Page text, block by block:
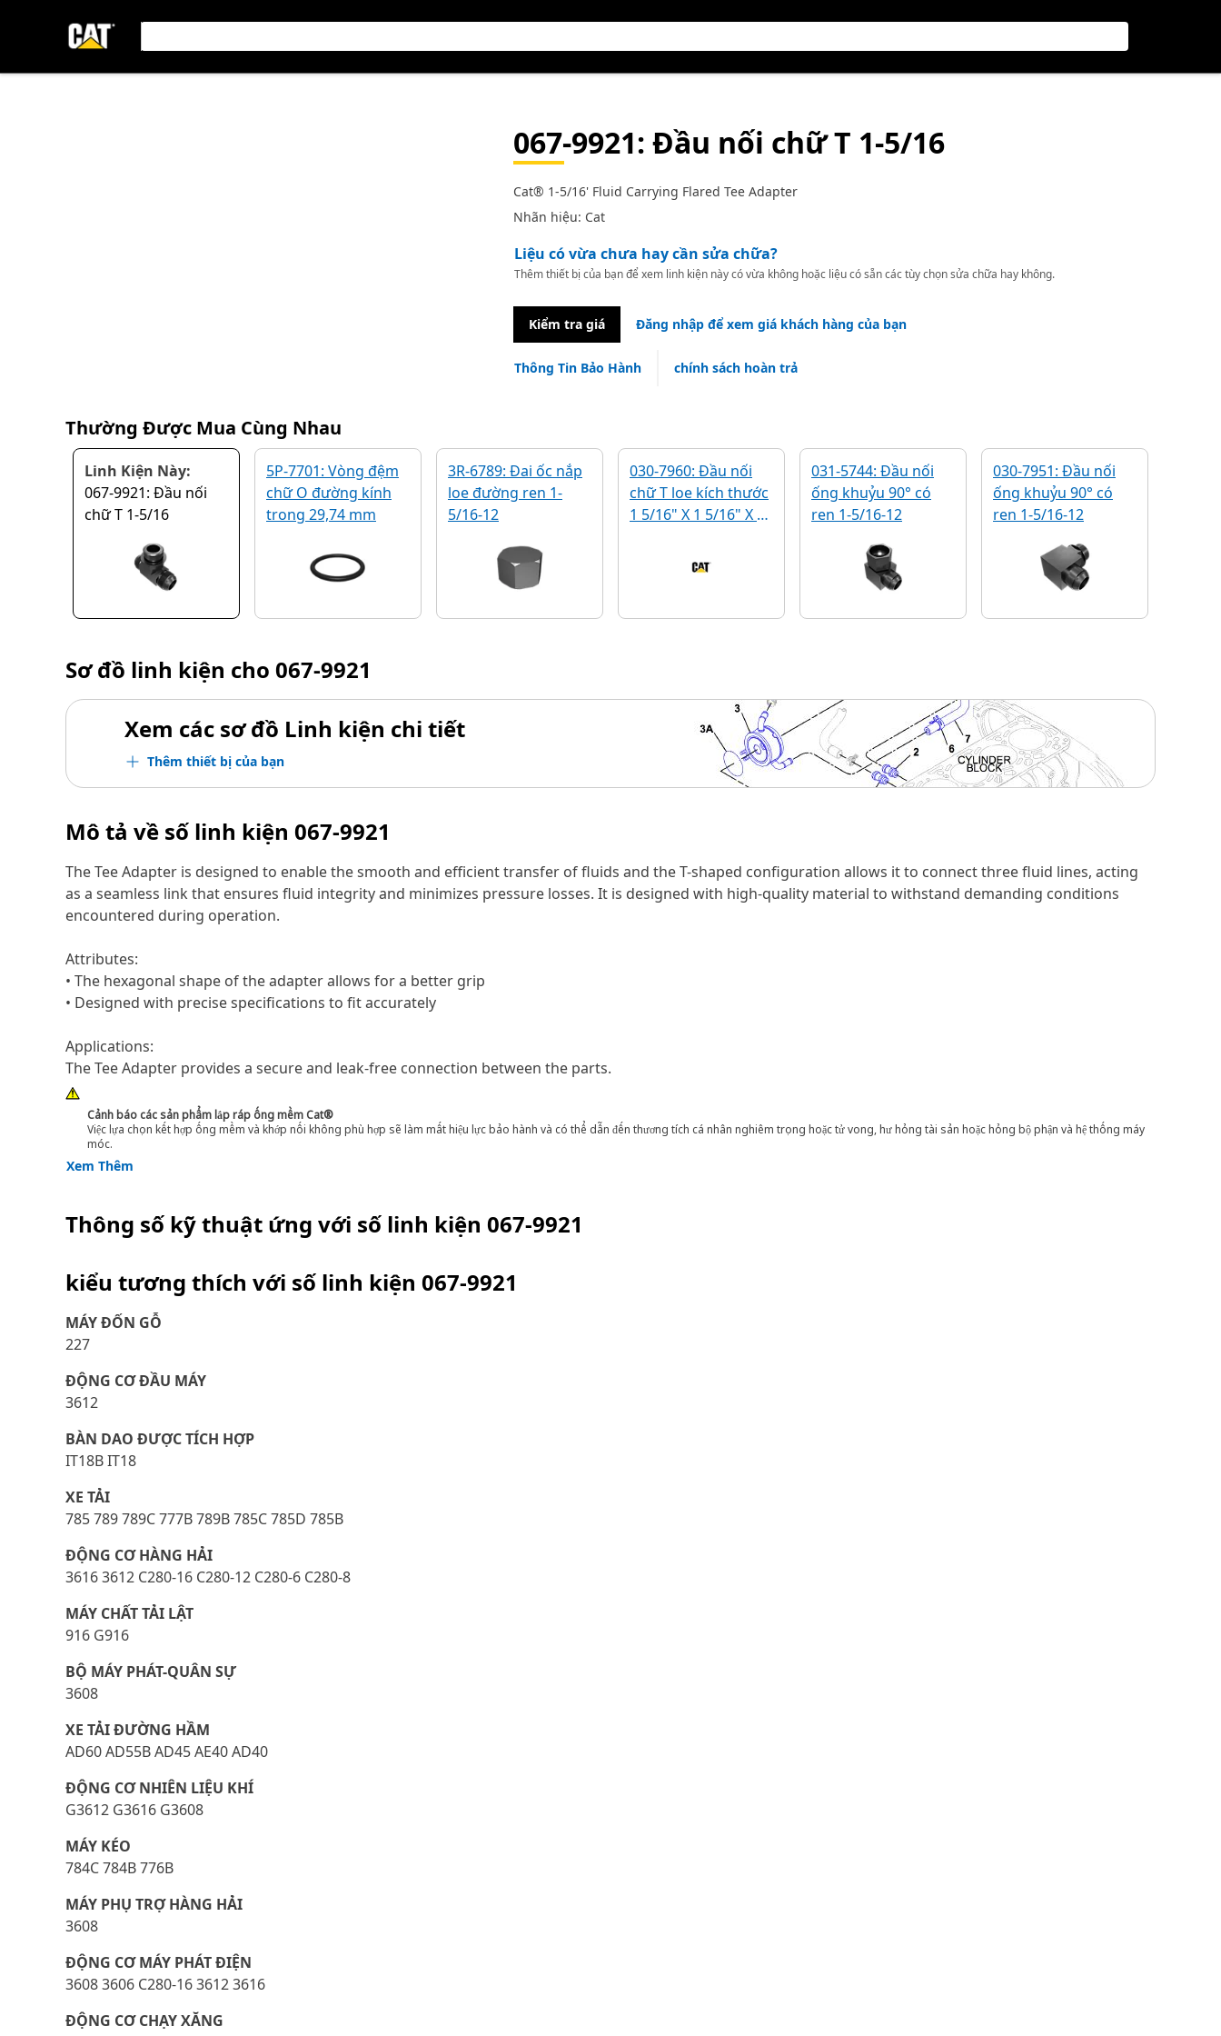
067-9921: Đầu nối chữ T 1-5/16
Cat® 1-5/16' Fluid Carrying Flared Tee Adapter
Nhãn hiệu: Cat
Liệu có vừa chưa hay cần sửa chữa?
Thêm thiết bị của bạn để xem linh kiện này có vừa không hoặc liệu có sẵn các tùy chọn sửa chữa hay không.
Kiểm tra giá Đăng nhập để xem giá khách hàng của bạn
Thông Tin Bảo Hành chính sách hoàn trả
Thường Được Mua Cùng Nhau
Linh Kiện Này:
067-9921: Đầu nối
chữ T 1-5/16
5P-7701: Vòng đệm
chữ O đường kính
trong 29,74 mm
3R-6789: Đai ốc nắp
loe đường ren 1-
5/16-12
030-7960: Đầu nối
chữ T loe kích thước
1 5/16" X 1 5/16" X 1
031-5744: Đầu nối
ống khuỷu 90° có
ren 1-5/16-12
030-7951: Đầu nối
ống khuỷu 90° có
ren 1-5/16-12
Sơ đồ linh kiện cho 067-9921
Xem các sơ đồ Linh kiện chi tiết
Thêm thiết bị của bạn
Mô tả về số linh kiện 067-9921
The Tee Adapter is designed to enable the smooth and efficient transfer of fluids and the T-shaped configuration allows it to connect three fluid lines, acting
as a seamless link that ensures fluid integrity and minimizes pressure losses. It is designed with high-quality material to withstand demanding conditions
encountered during operation.
Attributes:
• The hexagonal shape of the adapter allows for a better grip
• Designed with precise specifications to fit accurately
Applications:
The Tee Adapter provides a secure and leak-free connection between the parts.
Cảnh báo các sản phẩm lắp ráp ống mềm Cat®
Việc lựa chọn kết hợp ống mềm và khớp nối không phù hợp sẽ làm mất hiệu lực bảo hành và có thể dẫn đến thương tích cá nhân nghiêm trọng hoặc tử vong, hư hỏng tài sản hoặc hỏng bộ phận và hệ thống máy
móc.
Xem Thêm
Thông số kỹ thuật ứng với số linh kiện 067-9921
kiểu tương thích với số linh kiện 067-9921
MÁY ĐỐN GỖ
227
ĐỘNG CƠ ĐẦU MÁY
3612
BÀN DAO ĐƯỢC TÍCH HỢP
IT18B IT18
XE TẢI
785 789 789C 777B 789B 785C 785D 785B
ĐỘNG CƠ HÀNG HẢI
3616 3612 C280-16 C280-12 C280-6 C280-8
MÁY CHẤT TẢI LẬT
916 G916
BỘ MÁY PHÁT-QUÂN SỰ
3608
XE TẢI ĐƯỜNG HẦM
AD60 AD55B AD45 AE40 AD40
ĐỘNG CƠ NHIÊN LIỆU KHÍ
G3612 G3616 G3608
MÁY KÉO
784C 784B 776B
MÁY PHỤ TRỢ HÀNG HẢI
3608
ĐỘNG CƠ MÁY PHÁT ĐIỆN
3608 3606 C280-16 3612 3616
ĐỘNG CƠ CHẠY XĂNG